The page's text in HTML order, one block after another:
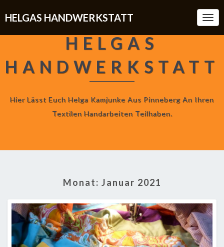
HELGAS HANDWERKSTATT
HELGAS
HANDWERKSTATT
Hier Lässt Euch Helga Kamjunke Aus Pinneberg An Ihren
Textilen Handarbeiten Teilhaben.
Monat: Januar 2021